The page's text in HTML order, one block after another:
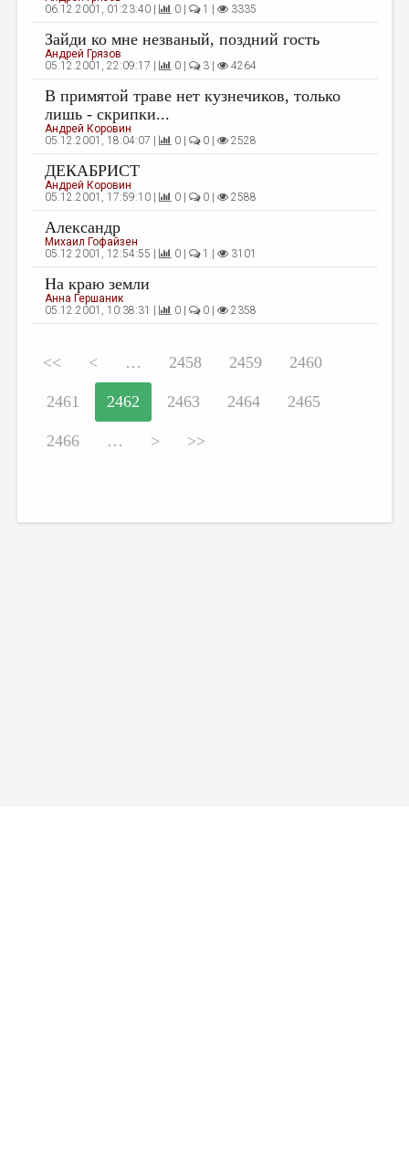
06.12.2001, 01:23:40 |
0 | 1 | 3335
Зайди ко мне незваный, поздний гость
Андрей Грязов
05.12.2001, 22:09:17 |
0 | 3 | 4264
В примятой траве нет кузнечиков, только
лишь - скрипки...
Андрей Коровин
05.12.2001, 18:04:07 |
0 | 0 | 2528
ДЕКАБРИСТ
Андрей Коровин
05.12.2001, 17:59:10 |
0 | 0 | 2588
Александр
Михаил Гофайзен
05.12.2001, 12:54:55 |
0 | 1 | 3101
На краю земли
Анна Гершаник
05.12.2001, 10:38:31 |
0 | 0 | 2358
<< < … 2458 2459 2460
2461 2462 2463 2464 2465
2466 … > >>